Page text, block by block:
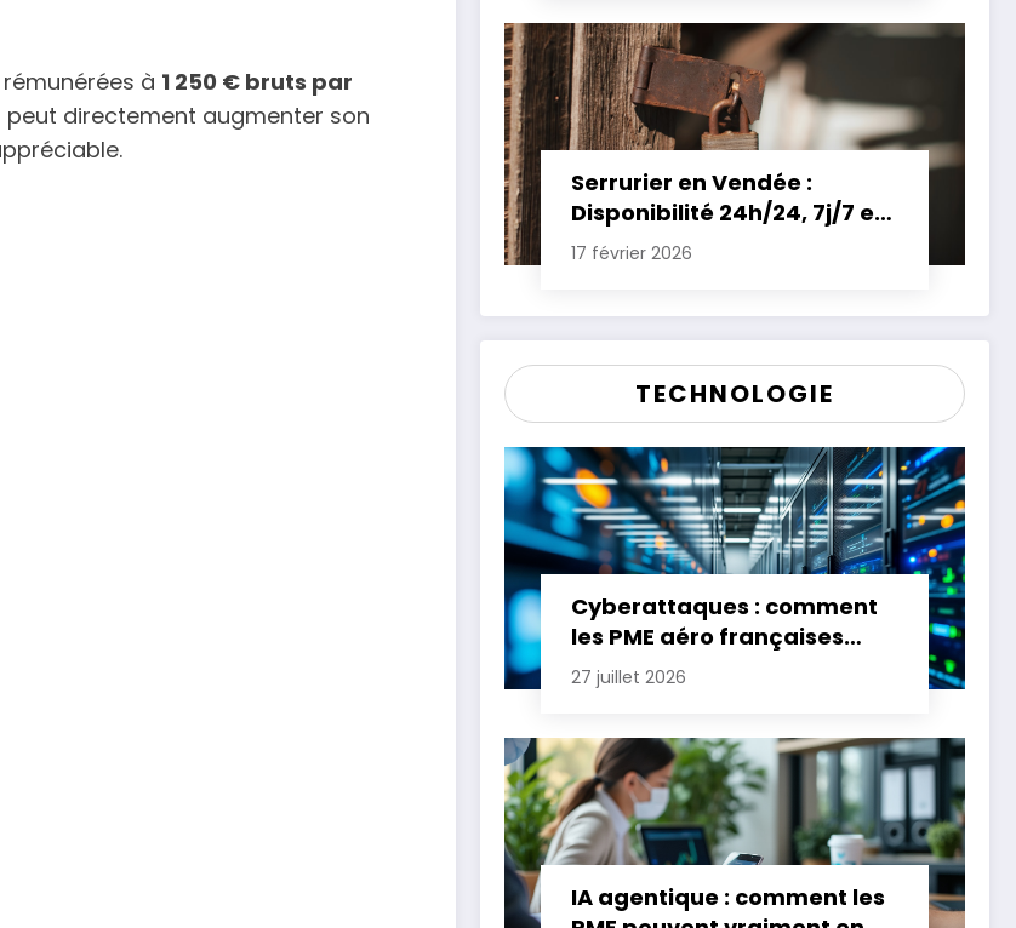
à 1 250 € bruts par
peut directement augmenter son
Serrurier en Vendée :
Disponibilité 24h/24, 7j/7 et
Tarifs Clairs pour une
17 février 2026
TECHNOLOGIE
Cyberattaques : comment
les PME aéro françaises
renforcent leur défense
27 juillet 2026
IA agentique : comment les